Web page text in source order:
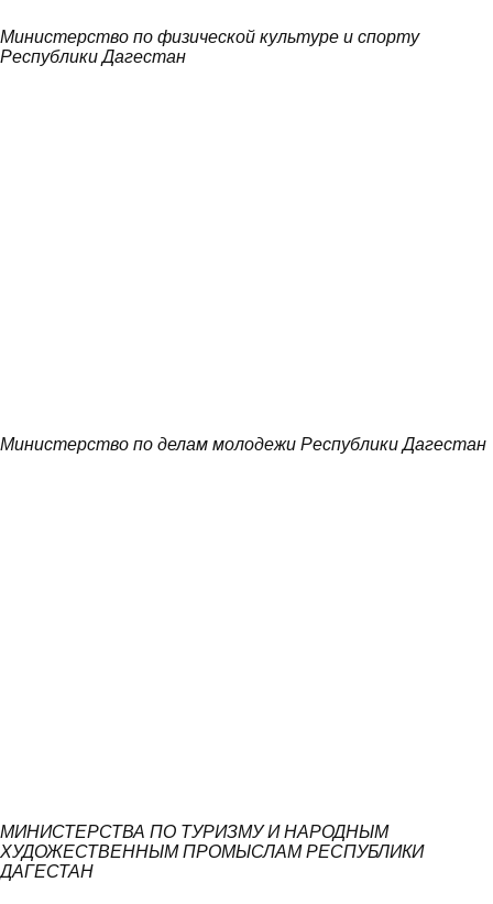
Министерство по физической культуре и спорту
Республики Дагестан
Министерство по делам молодежи Республики Дагестан
МИНИСТЕРСТВА ПО ТУРИЗМУ И НАРОДНЫМ
ХУДОЖЕСТВЕННЫМ ПРОМЫСЛАМ РЕСПУБЛИКИ
ДАГЕСТАН